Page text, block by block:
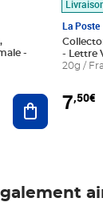
Ajouter au
La Poste
- Lettre
20g /
7,50€